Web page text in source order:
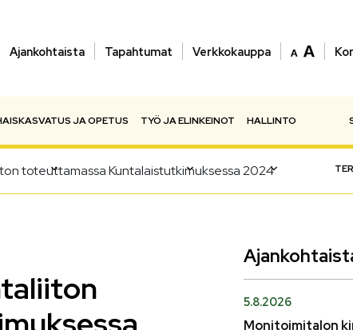
Ajankohtaista Tapahtumat Verkkokauppa
JA OPETUS TYÖ JA ELINKEINOT HALLINTO
toteuttamassa Kuntalaistutkimuksessa 2024
5.8.2026
Monitoimitalon